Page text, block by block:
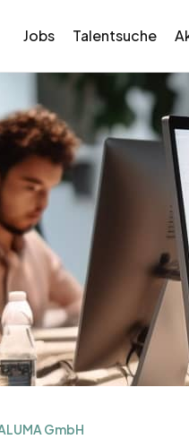
Jobs Talentsuche
GmbH